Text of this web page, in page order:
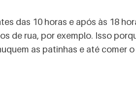
das 10 horas e após às 18
de rua, por exemplo. Isso
as patinhas e até comer